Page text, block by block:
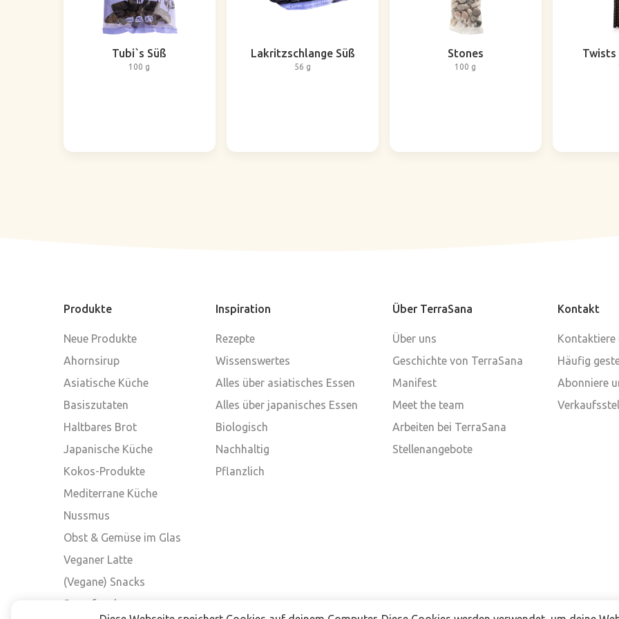
Tubi`s Süß
100 g
Lakritzschlange Süß
56 g
Stones
100 g
Produkte
Neue Produkte
Ahornsirup
Asiatische Küche
Basiszutaten
Haltbares Brot
Japanische Küche
Kokos-Produkte
Mediterrane Küche
Nussmus
Obst & Gemüse im Glas
Veganer Latte
(Vegane) Snacks
Superfood
Inspiration
Rezepte
Wissenswertes
Alles über asiatisches Essen
Alles über japanisches Essen
Biologisch
Nachhaltig
Pflanzlich
Über TerraSana
Über uns
Geschichte von TerraSana
Manifest
Meet the team
Arbeiten bei TerraSana
Stellenangebote
Kontakt
Kontaktiere
Häufig
Abonniere